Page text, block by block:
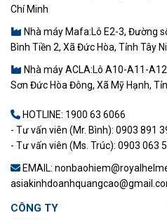
Chí Minh
Nhà máy Mafa:Lô E2-3, Đường
Bình Tiền 2, Xã Đức Hòa, Tỉnh Tây
Nhà máy ACLA:Lô A10-A11-
Sơn Đức Hòa Đông, Xã Mỹ Hạnh,
HOTLINE: 1900 63 6066
- Tư vấn viên (Mr. Bình): 0903 891
- Tư vấn viên (Ms. Trúc): 0903 063
EMAIL:
CÔNG TY